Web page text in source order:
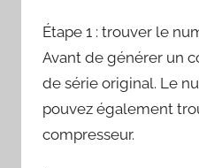
Étape 1 : trouver le
Avant de générer un
de série original. Le
pouvez également
compresseur.